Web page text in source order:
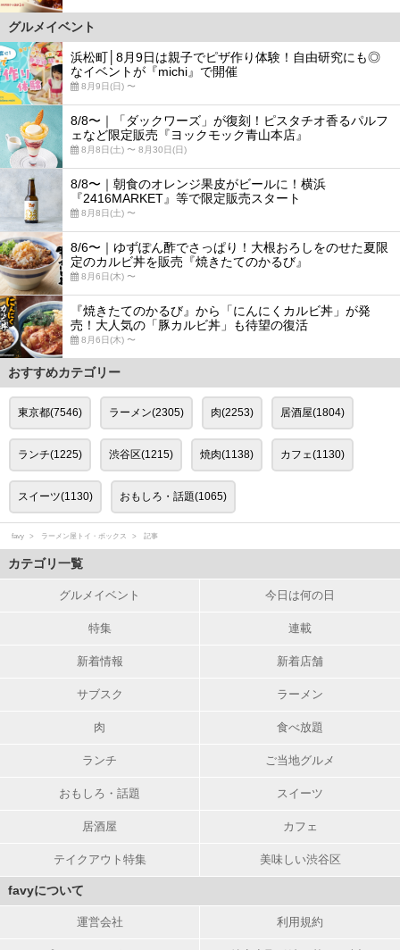
グルメイベント
浜松町│8月9日は親子でピザ作り体験！自由研究にも◎
なイベントが『michi』で開催
8月9日(日) 〜
8/8〜｜「ダックワーズ」が復刻！ピスタチオ香るパルフ
ェなど限定販売『ヨックモック青山本店』
8月8日(土) 〜 8月30日(日)
8/8〜｜朝食のオレンジ果皮がビールに！横浜
『2416MARKET』等で限定販売スタート
8月8日(土) 〜
8/6〜｜ゆずぽん酢でさっぱり！大根おろしをのせた夏限
定のカルビ丼を販売『焼きたてのかるび』
8月6日(木) 〜
『焼きたてのかるび』から「にんにくカルビ丼」が発
売！大人気の「豚カルビ丼」も待望の復活
8月6日(木) 〜
おすすめカテゴリー
東京都(7546) ラーメン(2305) 肉(2253) 居酒屋(1804)
ランチ(1225) 渋谷区(1215) 焼肉(1138) カフェ(1130)
スイーツ(1130) おもしろ・話題(1065)
favy ラーメン屋トイ・ボックス 記事
カテゴリ一覧
グルメイベント 今日は何の日
特集 連載
新着情報 新着店舗
サブスク ラーメン
肉 食べ放題
ランチ ご当地グルメ
おもしろ・話題 スイーツ
居酒屋 カフェ
テイクアウト特集 美味しい渋谷区
favyについて
運営会社 利用規約